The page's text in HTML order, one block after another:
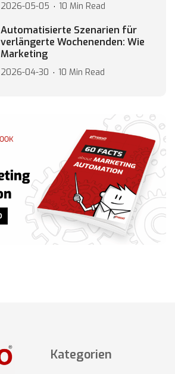
2026-05-05 10 Min Read
Automatisierte Szenarien für
verlängerte Wochenenden: Wie
Marketing
2026-04-30 10 Min Read
Kategorien